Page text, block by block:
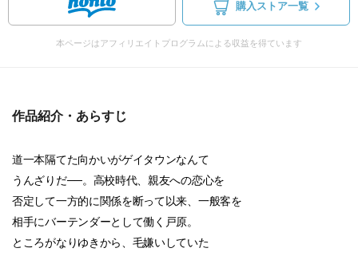
購入ストア一覧
本ページはアフィリエイトプログラムによる収益を得ています
作品紹介・あらすじ
道一本隔てた向かいがゲイタウンなんて
うんざりだ──。高校時代、親友への恋心を
否定して一方的に関係を断って以来、一般客を
相手にバーテンダーとして働く戸原。
ところがなりゆきから、毛嫌いしていた